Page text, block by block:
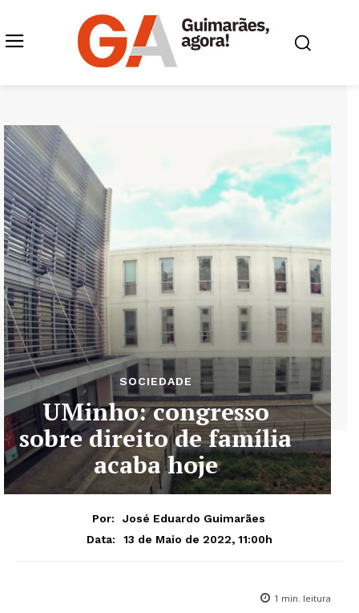
SOCIEDADE
UMinho: congresso
sobre direito de família
acaba hoje
Por:
José Eduardo Guimarães
Data:
13 de Maio de 2022, 11:00h
1 min. leitura